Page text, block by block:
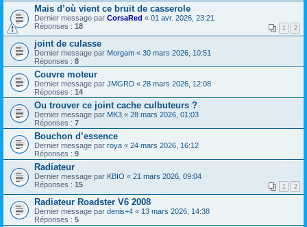
Mais d’où vient ce bruit de casserole
Dernier message par CorsaRed « 01 avr. 2026, 23:21
Réponses : 18 1 2
joint de culasse
Dernier message par Morgam « 30 mars 2026, 10:51
Réponses : 8
Couvre moteur
Dernier message par JMGRD « 28 mars 2026, 12:08
Réponses : 14
Ou trouver ce joint cache culbuteurs ?
Dernier message par MK3 « 28 mars 2026, 01:03
Réponses : 7
Bouchon d’essence
Dernier message par roya « 24 mars 2026, 16:12
Réponses : 9
Radiateur
Dernier message par KBIO « 21 mars 2026, 09:04
Réponses : 15 1 2
Radiateur Roadster V6 2008
Dernier message par denis+4 « 13 mars 2026, 14:38
Réponses : 5